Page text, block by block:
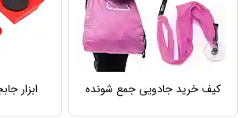
کیف خرید جادویی جمع شونده ابزار